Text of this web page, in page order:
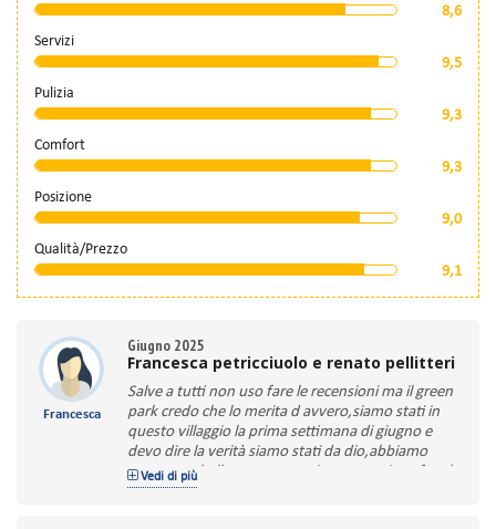
8,6
Servizi
9,5
Pulizia
9,3
Comfort
9,3
Posizione
9,0
Qualità/Prezzo
9,1
Francesca
Giugno 2025
Francesca petricciuolo e renato pellitteri
Salve a tutti non uso fare le recensioni ma il green
park credo che lo merita d avvero,siamo stati in
questo villaggio la prima settimana di giugno e
devo dire la verità siamo stati da dio,abbiamo
avuto una bella camera spaziosa con tt i confort (
tutto funzionante)pulita e sistemata tt i giorni.
Vedi di più